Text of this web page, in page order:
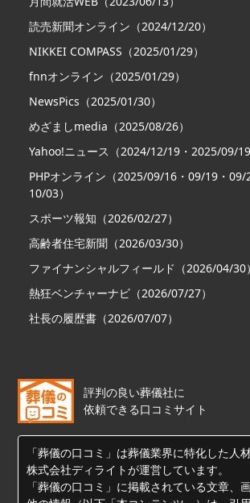
読売新聞オンライン（2024/12/20）
NIKKEI COMPASS（2025/01/29）
fnnオンライン（2025/01/29）
NewsPics（2025/01/30）
めざましmedia（2025/08/26）
Yahoo!ニュース（2024/12/19・2025/09/19
PHPオンライン（2025/09/16・09/19・09/
10/03）
スポーツ報知（2026/02/27）
高齢者住宅新聞（2026/03/30）
ファイナンシャルフィールド（2026/04/30）
熱狂ベンチャーナビ（2026/07/27）
社長の履歴書（2026/07/07）
評判の良い葬儀社に
依頼できる口コミサイト
「葬儀の口コミ」は葬儀業界に特化した人
株式会社ディライトが運営しています。
「葬儀の口コミ」に掲載されている文章、